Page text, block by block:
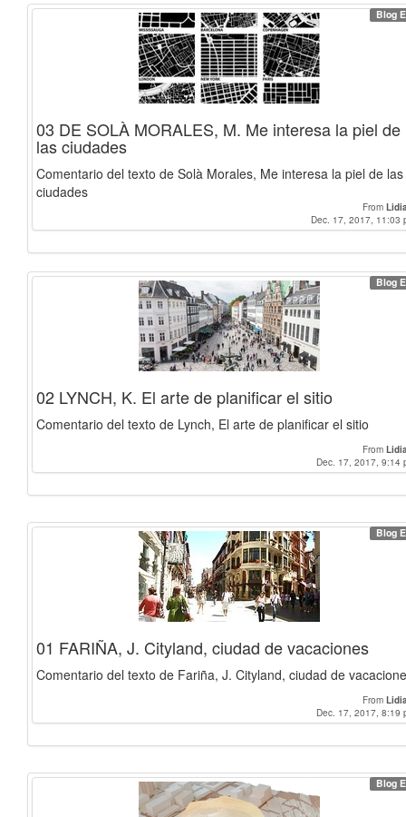
Blog
03 DE SOLÀ MORALES, M. Me interesa la piel de
las ciudades
Comentario del texto de Solà Morales, Me interesa la piel de las
ciudades
From
Dec. 17, 2017, 11:03
Blog
02 LYNCH, K. El arte de planificar el sitio
Comentario del texto de Lynch, El arte de planificar el sitio
From
Dec. 17, 2017, 9:14
Blog
01 FARIÑA, J. Cityland, ciudad de vacaciones
Comentario del texto de Fariña, J. Cityland, ciudad de
From
Dec. 17, 2017, 8:19
Blog